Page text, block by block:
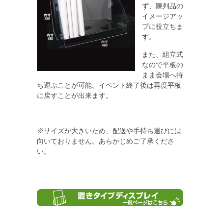
ず、陳列品の
イメージアッ
プに役立ちま
す。
また、組立式
なので平板の
まま会場へ持
ち運ぶことが可能。イベント終了後は再度平板
に戻すことが出来ます。
※サイズが大きいため、配送や手持ち運びには
向いておりません。あらかじめご了承くださ
い。